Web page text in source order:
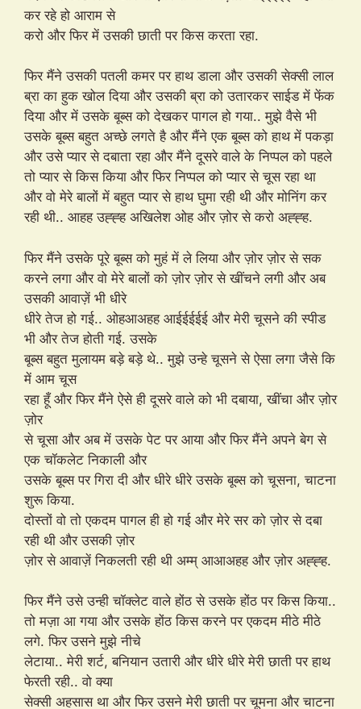
कर रहे हो आराम से
करो और फिर में उसकी छाती पर किस करता रहा.
फिर मैंने उसकी पतली कमर पर हाथ डाला और उसकी सेक्सी लाल
ब्रा का हुक खोल दिया और उसकी ब्रा को उतारकर साईड में फेंक
दिया और में उसके बूब्स को देखकर पागल हो गया.. मुझे वैसे भी
उसके बूब्स बहुत अच्छे लगते है और मैंने एक बूब्स को हाथ में पकड़ा
और उसे प्यार से दबाता रहा और मैंने दूसरे वाले के निप्पल को पहले
तो प्यार से किस किया और फिर निप्पल को प्यार से चूस रहा था
और वो मेरे बालों में बहुत प्यार से हाथ घुमा रही थी और मोनिंग कर
रही थी.. आहह उह्ह्ह अखिलेश ओह और ज़ोर से करो अह्ह्ह.
फिर मैंने उसके पूरे बूब्स को मुहं में ले लिया और ज़ोर ज़ोर से सक
करने लगा और वो मेरे बालों को ज़ोर ज़ोर से खींचने लगी और अब
उसकी आवाज़ें भी धीरे
धीरे तेज हो गई.. ओहआअहह आईईईईई और मेरी चूसने की स्पीड
भी और तेज होती गई. उसके
बूब्स बहुत मुलायम बड़े बड़े थे.. मुझे उन्हे चूसने से ऐसा लगा जैसे कि
में आम चूस
रहा हूँ और फिर मैंने ऐसे ही दूसरे वाले को भी दबाया, खींचा और ज़ोर
ज़ोर
से चूसा और अब में उसके पेट पर आया और फिर मैंने अपने बेग से
एक चॉकलेट निकाली और
उसके बूब्स पर गिरा दी और धीरे धीरे उसके बूब्स को चूसना, चाटना
शुरू किया.
दोस्तों वो तो एकदम पागल ही हो गई और मेरे सर को ज़ोर से दबा
रही थी और उसकी ज़ोर
ज़ोर से आवाज़ें निकलती रही थी अम्म् आआअहह और ज़ोर अह्ह्ह.
फिर मैंने उसे उन्ही चॉक्लेट वाले होंठ से उसके होंठ पर किस किया..
तो मज़ा आ गया और उसके होंठ किस करने पर एकदम मीठे मीठे
लगे. फिर उसने मुझे नीचे
लेटाया.. मेरी शर्ट, बनियान उतारी और धीरे धीरे मेरी छाती पर हाथ
फेरती रही.. वो क्या
सेक्सी अहसास था और फिर उसने मेरी छाती पर चूमना और चाटना